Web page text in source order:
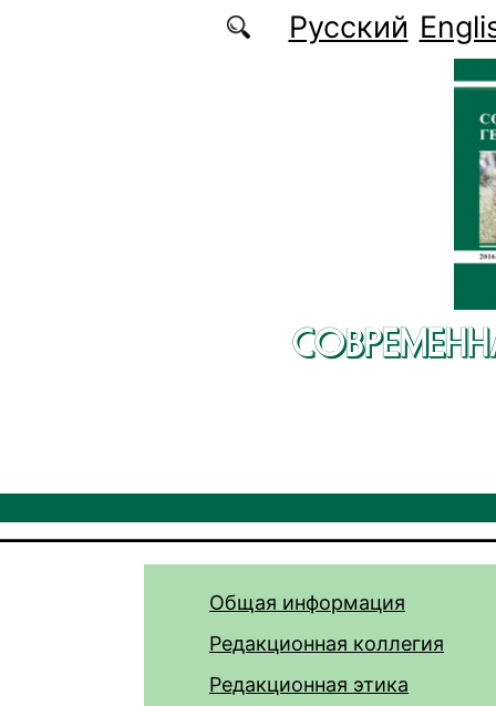
Перейти к основному содержаниюРусский
Общая информация
Редакционная коллегия
Редакционная этика